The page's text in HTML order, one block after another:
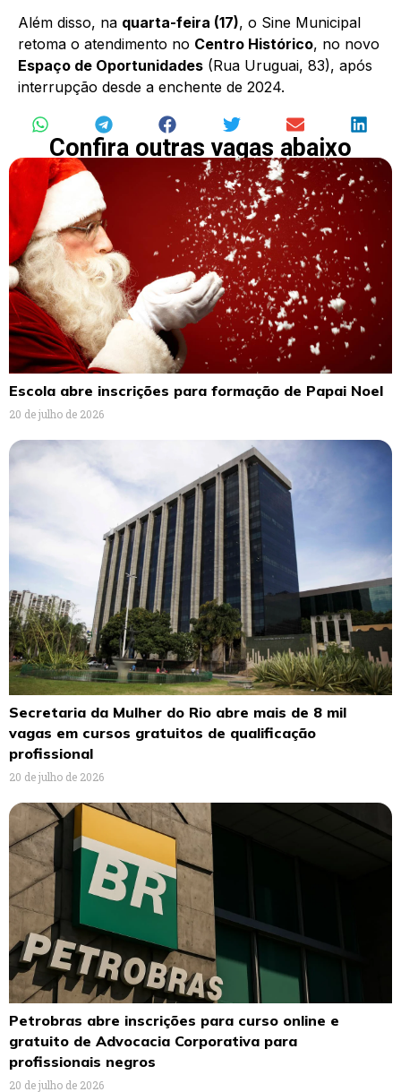
Além disso, na quarta-feira (17), o Sine Municipal
retoma o atendimento no Centro Histórico, no novo
Espaço de Oportunidades (Rua Uruguai, 83), após
interrupção desde a enchente de 2024.
Confira outras vagas abaixo
Escola abre inscrições para formação de Papai Noel
20 de julho de 2026
Secretaria da Mulher do Rio abre mais de 8 mil
vagas em cursos gratuitos de qualificação
profissional
20 de julho de 2026
Petrobras abre inscrições para curso online e
gratuito de Advocacia Corporativa para
profissionais negros
20 de julho de 2026